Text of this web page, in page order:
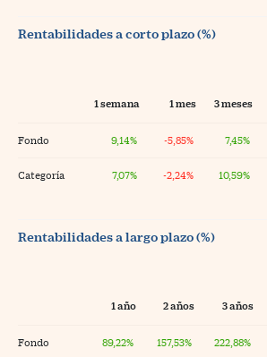
Rentabilidades a corto plazo (%)
1 semana 1 mes 3 meses
Fondo 9,14% -5,85% 7,45%
Categoría 7,07% -2,24% 10,59%
Rentabilidades a largo plazo (%)
1 año 2 años 3 años
Fondo 89,22% 157,53% 222,88%